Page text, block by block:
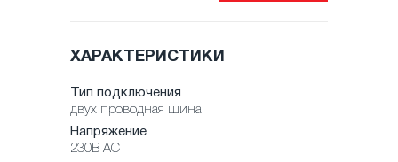
ХАРАКТЕРИСТИКИ
Тип подключения
двух проводная шина
Напряжение
230В AC